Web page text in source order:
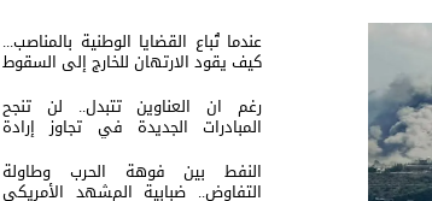
عندما تُباع القضايا الوطنية بالمناصب...
كيف يقود الارتهان للخارج إلى السقوط
رغم ان العناوين تتبدل.. لن تنجح
المبادرات الجديدة في تجاوز إرادة
النفط بين فوهة الحرب وطاولة
التفاوض.. ضبابية المشهد الأمريكي